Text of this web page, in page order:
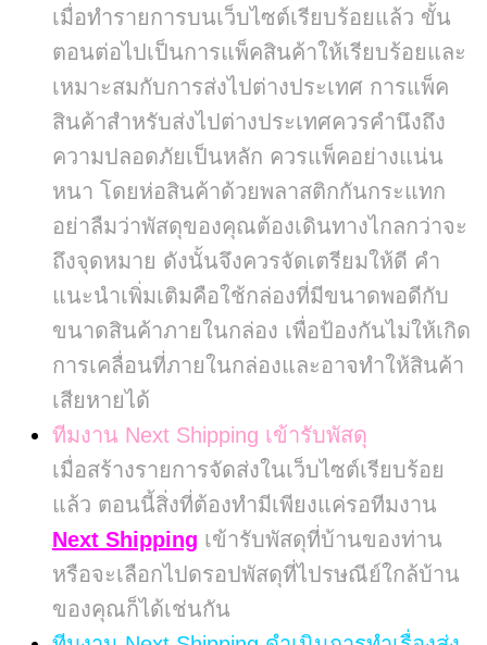
เมื่อทำรายการบนเว็บไซต์เรียบร้อยแล้ว ขั้น
ตอนต่อไปเป็นการแพ็คสินค้าให้เรียบร้อยและ
เหมาะสมกับการส่งไปต่างประเทศ การแพ็ค
สินค้าสำหรับส่งไปต่างประเทศควรคำนึงถึง
ความปลอดภัยเป็นหลัก ควรแพ็คอย่างแน่น
หนา โดยห่อสินค้าด้วยพลาสติกกันกระแทก
อย่าลืมว่าพัสดุของคุณต้องเดินทางไกลกว่าจะ
ถึงจุดหมาย ดังนั้นจึงควรจัดเตรียมให้ดี คำ
แนะนำเพิ่มเติมคือใช้กล่องที่มีขนาดพอดีกับ
ขนาดสินค้าภายในกล่อง เพื่อป้องกันไม่ให้เกิด
การเคลื่อนที่ภายในกล่องและอาจทำให้สินค้า
เสียหายได้
ทีมงาน Next Shipping เข้ารับพัสดุ
เมื่อสร้างรายการจัดส่งในเว็บไซต์เรียบร้อย
แล้ว ตอนนี้สิ่งที่ต้องทำมีเพียงแค่รอทีมงาน
Next Shipping เข้ารับพัสดุที่บ้านของท่าน
หรือจะเลือกไปดรอปพัสดุที่ไปรษณีย์ใกล้บ้าน
ของคุณก็ได้เช่นกัน